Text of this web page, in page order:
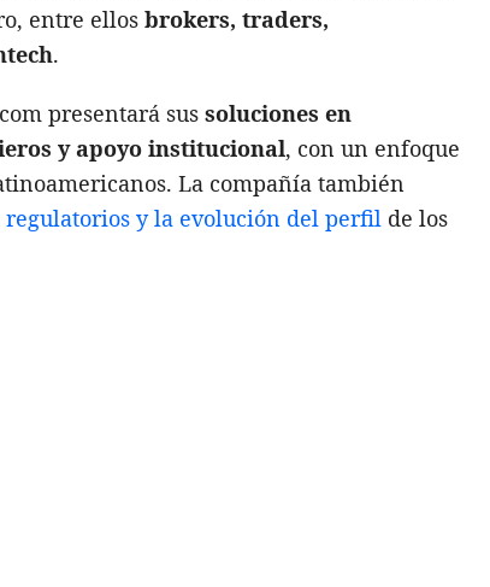
entre ellos brokers, traders,
.
presentará sus soluciones en
y apoyo institucional, con un enfoque
La compañía también
y la evolución del perfil de los